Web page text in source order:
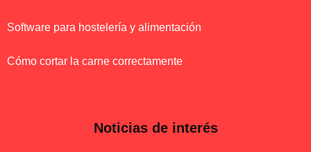
Software para hostelería y alimentación
Cómo cortar la carne correctamente
Noticias de interés